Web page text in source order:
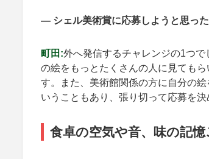
— シェル美術賞に応募しようと思っ
町田:外へ発信するチャレンジの1つ
の絵をもっとたくさんの人に見ても
す。また、美術館関係の方に自分の
いうこともあり、張り切って応募を決
食卓の空気や音、味の記